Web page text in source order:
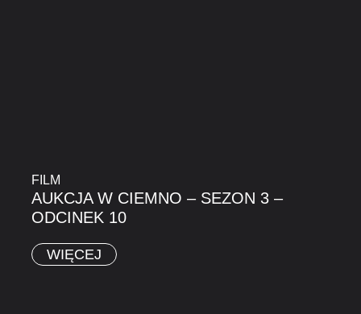
FILM
AUKCJA W CIEMNO – SEZON 3 –
ODCINEK 10
WIĘCEJ